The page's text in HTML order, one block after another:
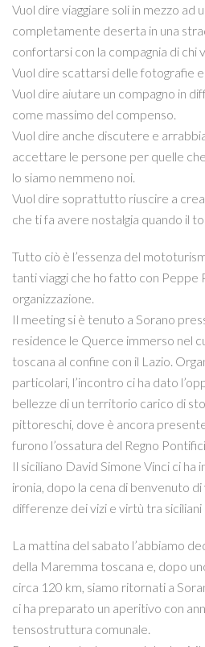
Vuol dire viaggiare soli in mezzo ad
completamente deserta in una
confortarsi con la compagnia di chi
Vuol dire scattarsi delle fotografie
Vuol dire aiutare un compagno in
come massimo del compenso.
Vuol dire anche discutere e
accettare le persone per quelle
lo siamo nemmeno noi.
Vuol dire soprattutto riuscire a
che ti fa avere nostalgia quando il
Tutto ciò è l’essenza del
tanti viaggi che ho fatto con Peppe
organizzazione.
Il meeting si è tenuto a Sorano
residence le Querce immerso nel
toscana al confine con il Lazio.
particolari, l’incontro ci ha dato
bellezze di un territorio carico di
pittoreschi, dove è ancora
furono l’ossatura del Regno
Il siciliano David Simone Vinci ci
ironia, dopo la cena di benvenuto
differenze dei vizi e virtù tra siciliani
La mattina del sabato l’abbiamo
della Maremma toscana e, dopo
circa 120 km, siamo ritornati a
ci ha preparato un aperitivo con
tensostruttura comunale.